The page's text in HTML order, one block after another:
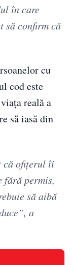
în care
să confirm că
cu
cod este
reală a
să iasă din
că ofițerul îi
fără permis,
să aibă
a